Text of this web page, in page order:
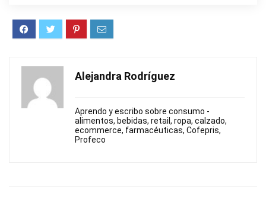
Alejandra Rodríguez
Aprendo y escribo sobre consumo -
alimentos, bebidas, retail, ropa, calzado,
ecommerce, farmacéuticas, Cofepris,
Profeco